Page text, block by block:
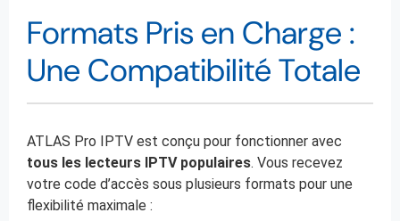
Formats Pris en Charge :
Une Compatibilité Totale
ATLAS Pro IPTV est conçu pour fonctionner avec
tous les lecteurs IPTV populaires. Vous recevez
votre code d’accès sous plusieurs formats pour une
flexibilité maximale :